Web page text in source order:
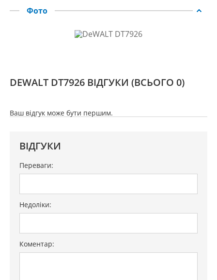
Фото
DEWALT DT7926 ВІДГУКИ (ВСЬОГО 0)
Ваш відгук може бути першим.
ВІДГУКИ
Переваги:
Недоліки:
Коментар: